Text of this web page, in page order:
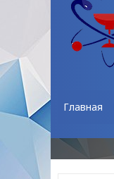
Главная